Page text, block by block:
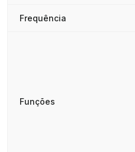
Frequência
Funções